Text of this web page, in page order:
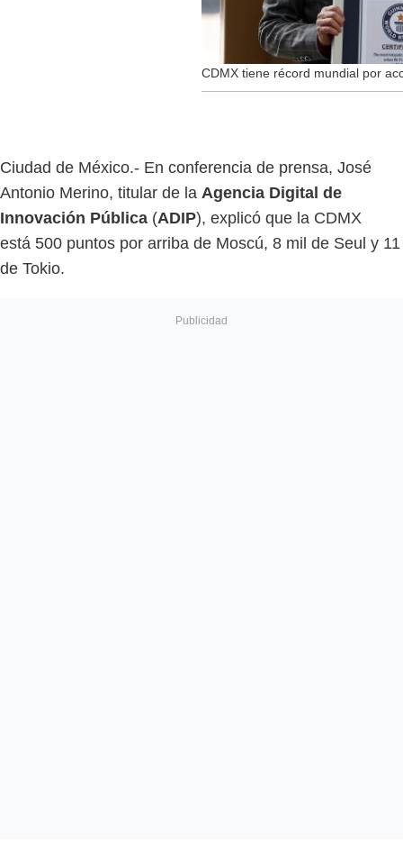
CDMX tiene récord mundial por
Ciudad de México.- En conferencia de prensa, José
Antonio Merino, titular de la Agencia Digital de
Innovación Pública (ADIP), explicó que la CDMX
está 500 puntos por arriba de Moscú, 8 mil de Seul y 11
de Tokio.